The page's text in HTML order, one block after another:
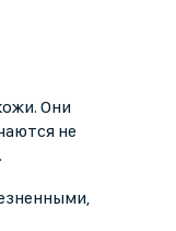
Они
не